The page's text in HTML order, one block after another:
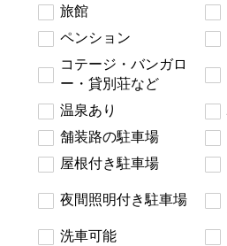
旅館
ペンション
コテージ・バンガロ
ー・貸別荘など
温泉あり
舗装路の駐車場
屋根付き駐車場
夜間照明付き駐車場
洗車可能